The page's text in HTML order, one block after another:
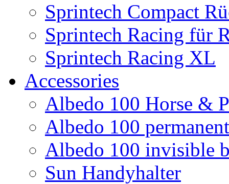
Sprintech Compact
Sprintech Racing für
Sprintech Racing XL
Accessories
Albedo 100 Horse &
Albedo 100
Albedo 100 invisible
Sun Handyhalter